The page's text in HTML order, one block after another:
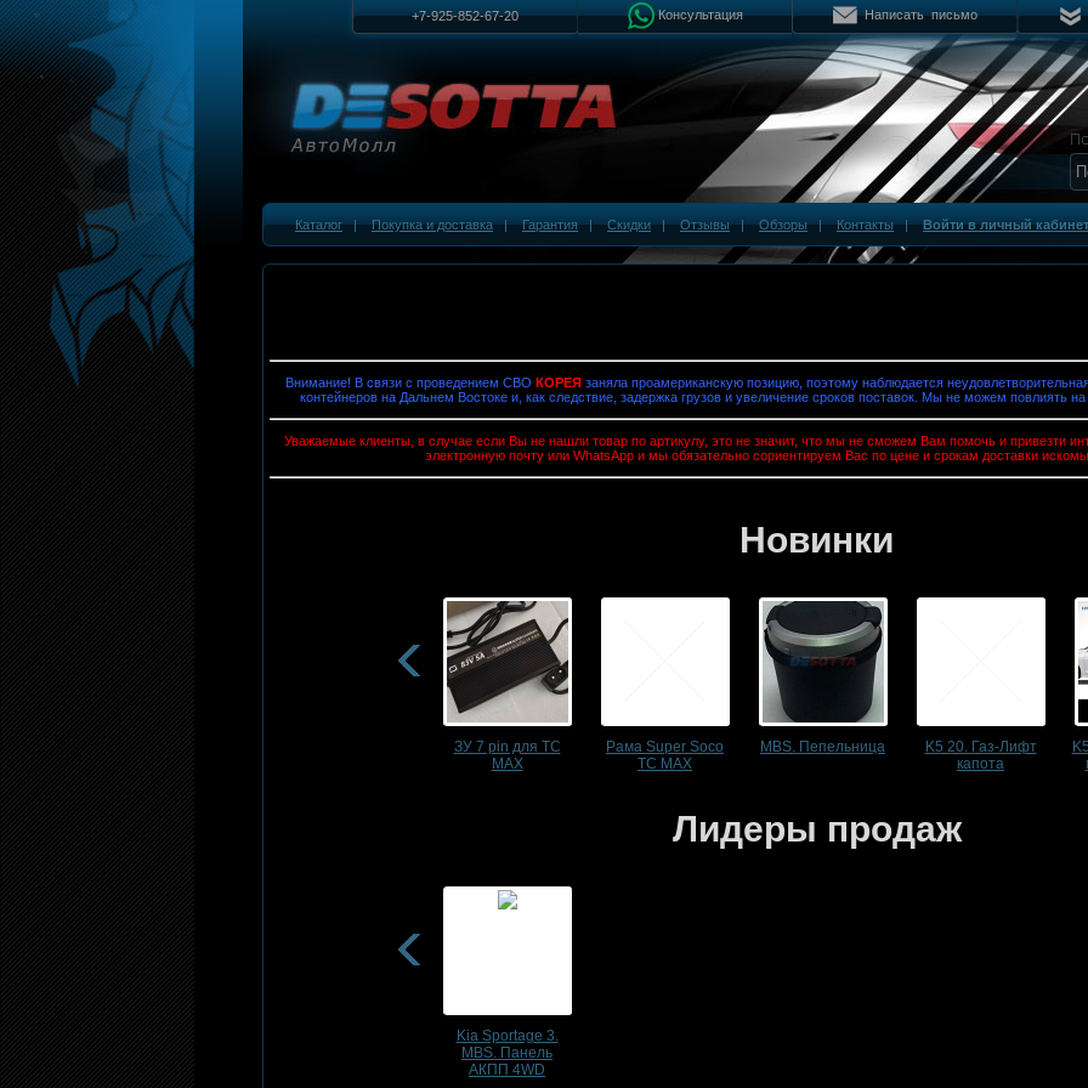
+7-925-852-67-20 Консультация Написать письмо
Каталог|Покупка и доставка|Гарантия|Скидки|Отзывы|Обзоры|Контакты|Войти в личный кабинет
Внимание! В связи с проведением СВО КОРЕЯзаняла проамериканскую позицию, поэтому наблюдается
контейнеров на Дальнем Востоке и, как следствие, задержка грузов и увеличение сроков поставок. Мы не можем повлиять
Уважаемые клиенты, в случае если Вы не нашли товар по артикулу, это не значит, что мы не сможем Вам помочь и привезти
электронную почту или WhatsApp и мы обязательно сориентируем Вас по цене и срокам доставки
Новинки
ЗУ 7 pin для TC
MAX
Рама Super Soco
TC MAX
MBS. Пепельница
K5 20. Газ-Лифт
капота
Лидеры продаж
Kia Sportage 3.
MBS. Панель
АКПП 4WD